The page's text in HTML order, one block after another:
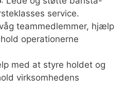
service.
teammedlemmer, hjælp
operationerne
med at styre holdet og
virksomhedens